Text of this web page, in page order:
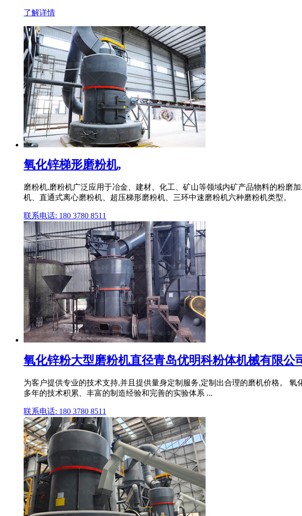
了解详情
氧化锌梯形磨粉机,
磨粉机,磨粉机广泛应用于冶金、建材、化工、矿山等领域内矿产品物料的粉磨
机、直通式离心磨粉机、超压梯形磨粉机、三环中速磨粉机六种磨粉机类型。
联系电话: 180 3780 8511
氧化锌粉大型磨粉机直径青岛优明科粉体机械有限公
为客户提供专业的技术支持,并且提供量身定制服务,定制出合理的磨机价格。
多年的技术积累、丰富的制造经验和完善的实验体系 ...
联系电话: 180 3780 8511